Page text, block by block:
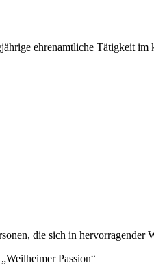
ehrenamtliche Tätigkeit
die sich in hervorragender
Passion“